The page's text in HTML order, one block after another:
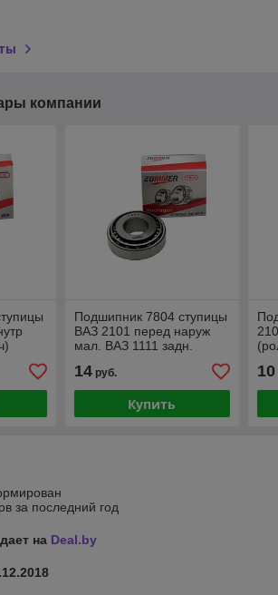
компании
Подшипник 7804 ступицы
ВАЗ 2101 перед наруж
мал. ВАЗ 1111 задн.
14руб.
Купить
10
за последний год
на Deal.by